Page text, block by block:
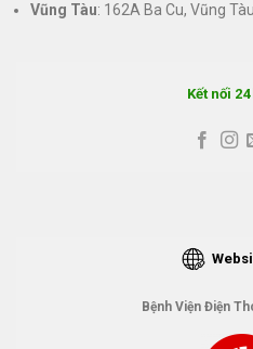
Vũng Tàu: 162A Ba Cu, Vũng
Kết nối
Bệnh Viện Điện